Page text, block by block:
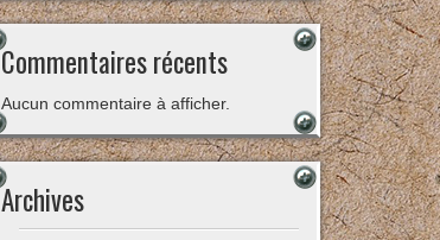
Commentaires récents
Aucun commentaire à afficher.
Archives